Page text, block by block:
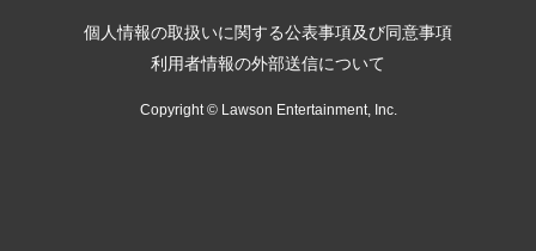
個人情報の取扱いに関する公表事項及び同意事項
利用者情報の外部送信について
Copyright © Lawson Entertainment, Inc.